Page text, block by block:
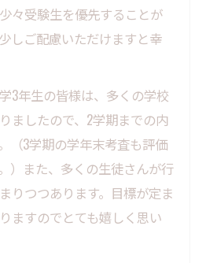
々受験生を優先することが
しご配慮いただけますと幸
3年生の皆様は、多くの学校
ましたので、2学期までの内
（3学期の学年末考査も評価
）また、多くの生徒さんが行
りつつあります。目標が定ま
ますのでとても嬉しく思い